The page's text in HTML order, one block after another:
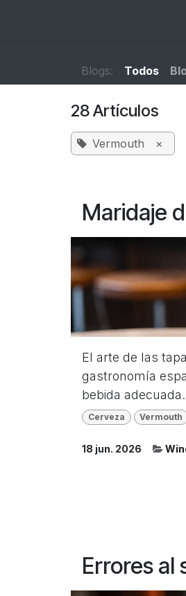
Blogs: Todos
28 Artículos
Vermouth ×
Maridaje
El arte de las
gastronomía
bebida
Cerveza Vermouth
18 jun. 2026
Errores al